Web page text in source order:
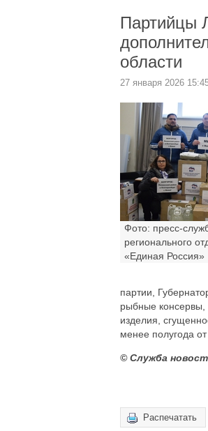
Партийцы
области
27 января 2026
Фото: пресс-
регионального
«Единая Россия»
партии,
рыбные консервы,
изделия,
менее полугода
© Служба
Распечатать